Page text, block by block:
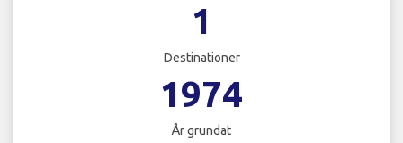
1
Destinationer
1974
År grundat